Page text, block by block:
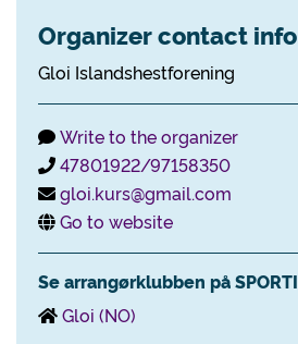
Organizer contact info
Gloi Islandshestforening
Write to the organizer
47801922/97158350
gloi.kurs@gmail.com
Go to website
Se arrangørklubben på SPORTI
Gloi (NO)